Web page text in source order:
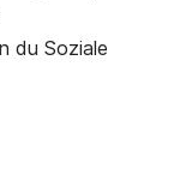
du Soziale